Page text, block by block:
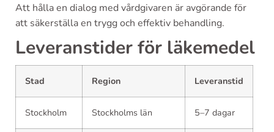
Att hålla en dialog med vårdgivaren är avgörande för
att säkerställa en trygg och effektiv behandling.
Leveranstider för läkemedel
Stad Region Leveranstid
Stockholm Stockholms län 5–7 dagar